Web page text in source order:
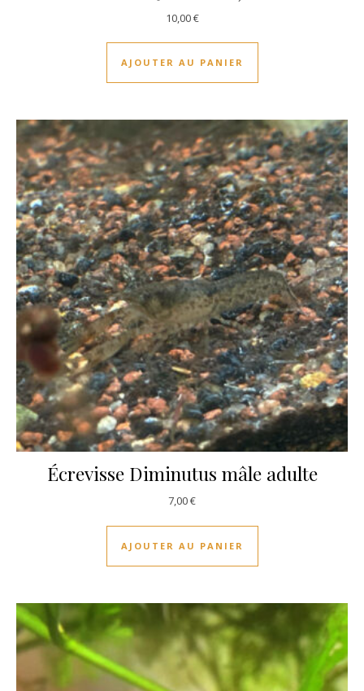
10,00€
AJOUTER AU PANIER
Écrevisse Diminutus mâle adulte
7,00€
AJOUTER AU PANIER